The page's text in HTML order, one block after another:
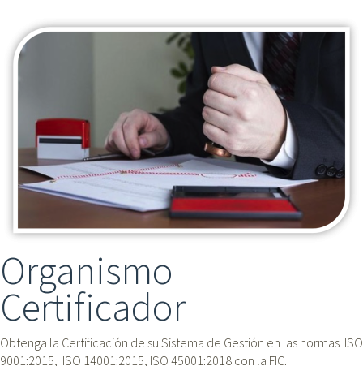
Organismo
Certificador
Obtenga la Certificación de su Sistema de Gestión en las normas  ISO
9001:2015,  ISO 14001:2015, ISO 45001:2018 con la FIC.